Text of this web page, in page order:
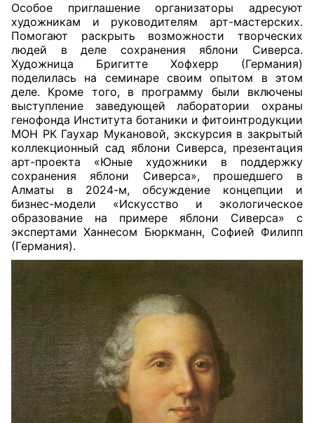
Особое приглашение организаторы адресуют
художникам и руководителям арт-мастерских.
Помогают раскрыть возможности творческих
людей в деле сохранения яблони Сиверса.
Художница Бригитте Хофхерр (Германия)
поделилась на семинаре своим опытом в этом
деле.
Кроме того, в программу были включены
выступление заведующей лаборатории охраны
генофонда Института ботаники и фитоинтродукции
МОН РК Гаухар Мукановой, экскурсия в закрытый
коллекционный сад яблони Сиверса, презентация
арт-проекта «Юные художники в поддержку
сохранения яблони Сиверса», прошедшего в
Алматы в 2024-м, обсуждение концепции и
бизнес-модели «Искусство и экологическое
образование на примере яблони Сиверса» с
экспертами Ханнесом Бюркманн, Софией Филипп
(Германия).